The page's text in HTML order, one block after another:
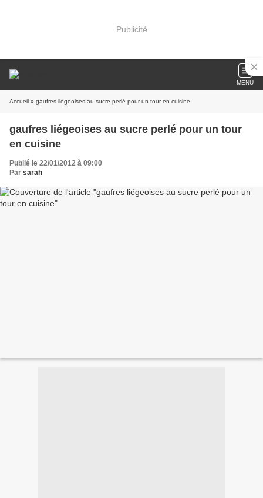
Publicité
MENU
Accueil » gaufres liégeoises au sucre perlé pour un tour en cuisine
gaufres liégeoises au sucre perlé pour un tour
en cuisine
Publié le 22/01/2012 à 09:00
Par sarah